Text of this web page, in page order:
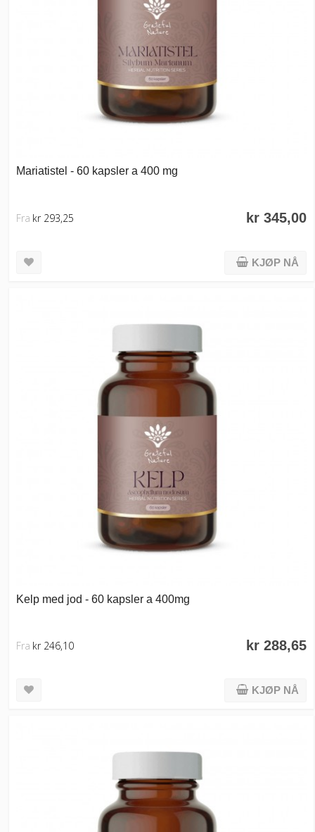
Mariatistel - 60 kapsler a 400 mg
kr 345,00
Fra kr 293,25
KJØP NÅ
Kelp med jod - 60 kapsler a 400mg
kr 288,65
Fra kr 246,10
KJØP NÅ